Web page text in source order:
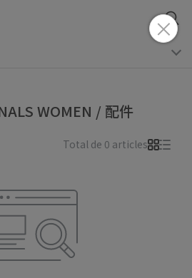
WOMEN / 配件
Total de 0 articles